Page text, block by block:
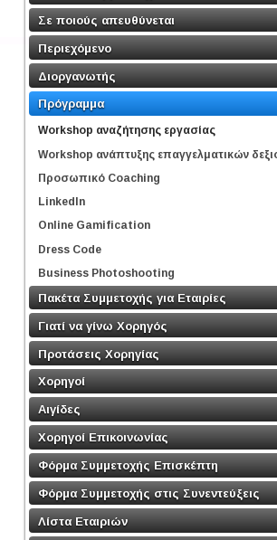
Σε ποιούς απευθύνεται
Περιεχόμενο
Διοργανωτής
Πρόγραμμα
Workshop αναζήτησης εργασίας
Workshop ανάπτυξης επαγγελματικών
Προσωπικό Coaching
LinkedIn
Online Gamification
Dress Code
Business Photoshooting
Πακέτα Συμμετοχής για Εταιρίες
Γιατί να γίνω Χορηγός
Προτάσεις Χορηγίας
Χορηγοί
Αιγίδες
Χορηγοί Επικοινωνίας
Φόρμα Συμμετοχής Επισκέπτη
Φόρμα Συμμετοχής στις Συνεντεύξεις
Λίστα Εταιριών